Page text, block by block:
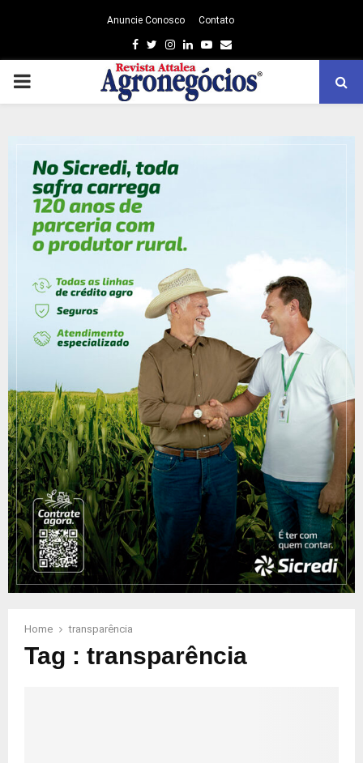
Anuncie Conosco Contato
Facebook
TwitterInstagram
LinkedinYoutube
Email
PRIMARY
Home transparência
Tag : transparência